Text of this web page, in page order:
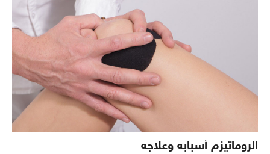
الروماتيزم أسبابه وعلاجه